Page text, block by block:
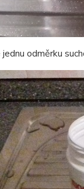
odměrku